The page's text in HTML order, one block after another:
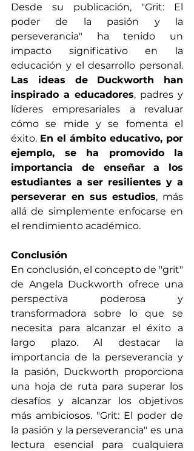
Desde su publicación, "Grit: El
poder de la pasión y la
perseverancia" ha tenido un
impacto significativo en la
Las ideas de Duckworth han
inspirado a educadores, padres y
líderes empresariales a revaluar
cómo se mide y se fomenta el
éxito. En el ámbito educativo, por
ejemplo, se ha promovido la
importancia de enseñar a los
estudiantes a ser resilientes y a
perseverar en sus estudios, más
allá de simplemente enfocarse en
el rendimiento académico.
Conclusión
En conclusión, el concepto de "grit"
de Angela Duckworth ofrece una
perspectiva poderosa y
transformadora sobre lo que se
necesita para alcanzar el éxito a
largo plazo. Al destacar la
importancia de la perseverancia y
la pasión, Duckworth proporciona
una hoja de ruta para superar los
desafíos y alcanzar los objetivos
más ambiciosos. "Grit: El poder de
la pasión y la perseverancia" es una
lectura esencial para cualquiera